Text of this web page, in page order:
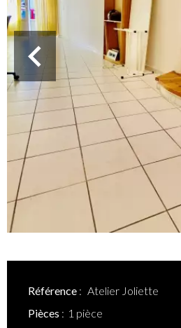
Référence
Atelier Joliette
Pièces
1 pièce